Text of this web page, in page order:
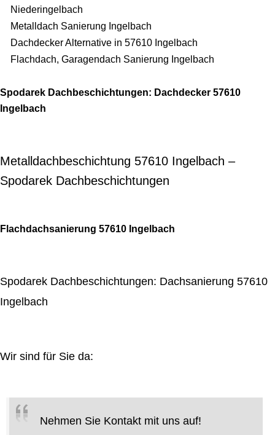
Niederingelbach
Metalldach Sanierung Ingelbach
Dachdecker Alternative in 57610 Ingelbach
Flachdach, Garagendach Sanierung Ingelbach
Spodarek Dachbeschichtungen: Dachdecker 57610
Ingelbach
Metalldachbeschichtung 57610 Ingelbach –
Spodarek Dachbeschichtungen
Flachdachsanierung 57610 Ingelbach
Spodarek Dachbeschichtungen: Dachsanierung 57610
Ingelbach
Wir sind für Sie da:
Nehmen Sie Kontakt mit uns auf!